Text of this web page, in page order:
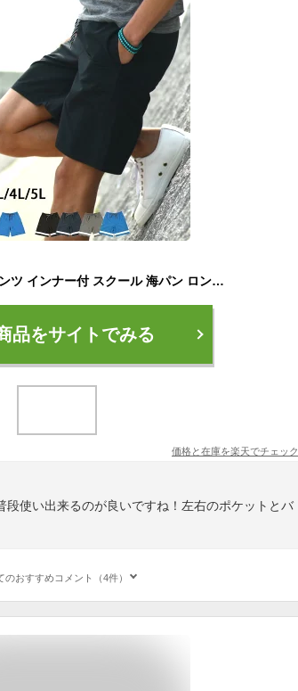
メンズ 水着 サーフパンツ インナー付 スクール 海パン ロング 水陸両用 海水パンツ ボードショーツ サーフショーツ 海水浴 プール 大きいサイズ 旅行 海外旅行 シンプル 無地 M L 2L 3L 4L 5L ns-2580-03 final
品をサイトでみる
価格と在庫を楽天でチェック
段使い出来るのが良いですね！左右のポケットとバ
のおすすめコメント（4件）